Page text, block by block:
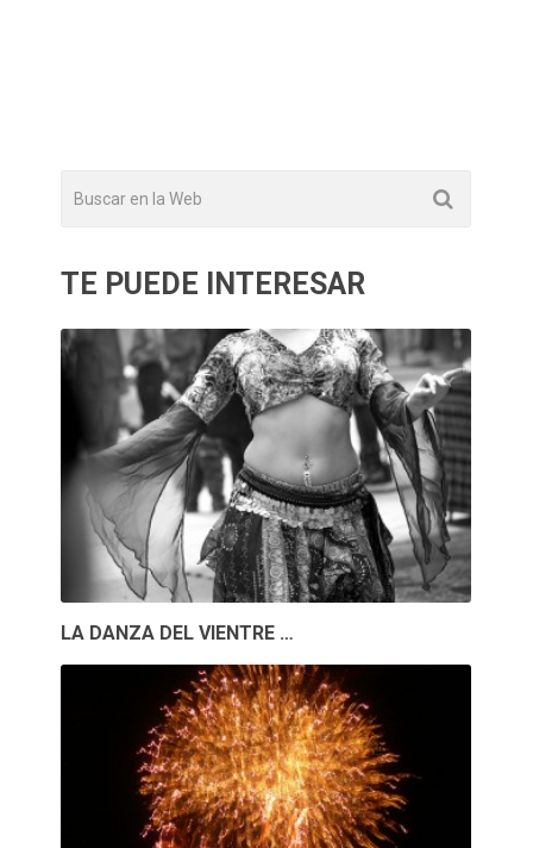
TE PUEDE INTERESAR
LA DANZA DEL VIENTRE …